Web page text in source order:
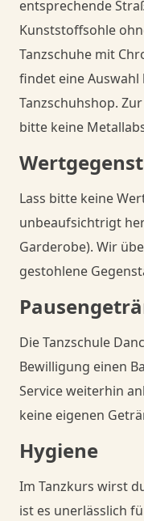
entsprechende
Kunststoffsohle
Tanzschuhe mit
findet eine
Tanzschuhshop.
bitte keine
Lass bitte keine
unbeaufsichtrigt
Garderobe). Wir
gestohlene
Die Tanzschule
Bewilligung einen
Service weiterhin
keine eigenen
Hygiene
Im Tanzkurs wirst
ist es unerlässlich